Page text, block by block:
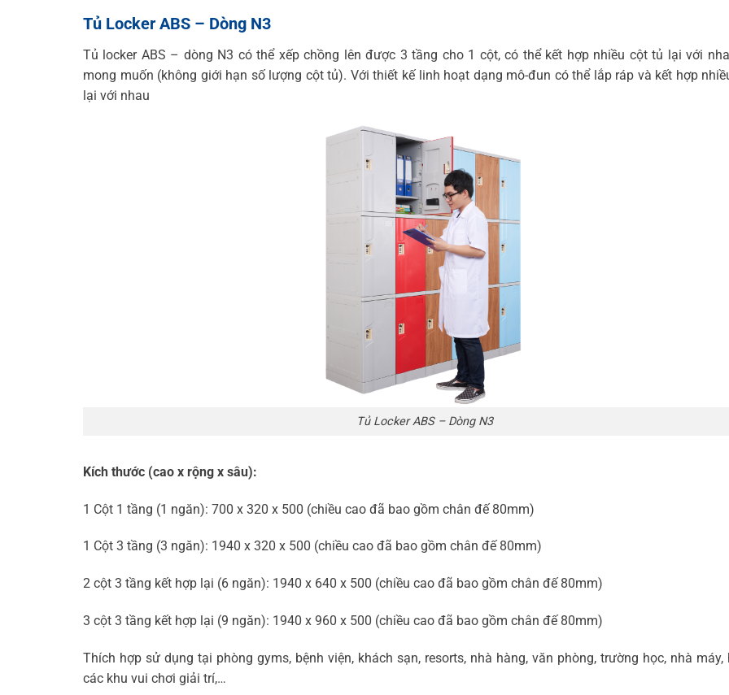
Tủ Locker ABS – Dòng N3
Tủ locker ABS – dòng N3 có thể xếp chồng lên được 3 tầng cho 1 cột, có thể kết hợp nhiều cột tủ lại với
mong muốn (không giới hạn số lượng cột tủ). Với thiết kế linh hoạt dạng mô-đun có thể lắp ráp và kết hợp
lại với nhau
Tủ Locker ABS – Dòng N3
Kích thước (cao x rộng x sâu):
1 Cột 1 tầng (1 ngăn): 700 x 320 x 500 (chiều cao đã bao gồm chân đế 80mm)
1 Cột 3 tầng (3 ngăn): 1940 x 320 x 500 (chiều cao đã bao gồm chân đế 80mm)
2 cột 3 tầng kết hợp lại (6 ngăn): 1940 x 640 x 500 (chiều cao đã bao gồm chân đế 80mm)
3 cột 3 tầng kết hợp lại (9 ngăn): 1940 x 960 x 500 (chiều cao đã bao gồm chân đế 80mm)
Thích hợp sử dụng tại phòng gyms, bệnh viện, khách sạn, resorts, nhà hàng, văn phòng, trường học, nhà máy,
các khu vui chơi giải trí,…